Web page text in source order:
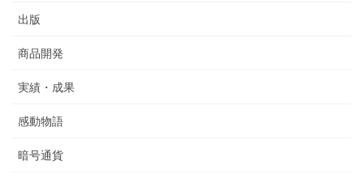
出版
商品開発
実績・成果
感動物語
暗号通貨